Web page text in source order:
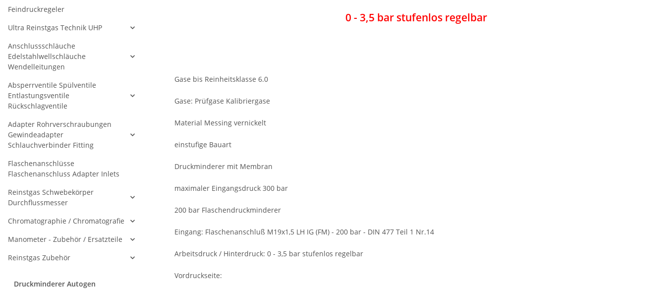
0 - 3,5 bar stufenlos regelbar
Gase bis Reinheitsklasse 6.0
Gase: Prüfgase Kalibriergase
Material Messing vernickelt
einstufige Bauart
Druckminderer mit Membran
maximaler Eingangsdruck 300 bar
200 bar Flaschendruckminderer
Eingang: Flaschenanschluß M19x1,5 LH IG (FM) - 200 bar - DIN 477 Teil 1 Nr.14
Arbeitsdruck / Hinterdruck: 0 - 3,5 bar stufenlos regelbar
Vordruckseite:
Feindruckregeler
Ultra Reinstgas Technik UHP
Anschlussschläuche
Edelstahlwellschläuche
Wendelleitungen
Absperrventile Spülventile
Entlastungsventile
Rückschlagventile
Adapter Rohrverschraubungen
Gewindeadapter
Schlauchverbinder Fitting
Flaschenanschlüsse
Flaschenanschluss Adapter Inlets
Reinstgas Schwebekörper
Durchflussmesser
Chromatographie / Chromatografie
Manometer - Zubehör / Ersatzteile
Reinstgas Zubehör
Druckminderer Autogen